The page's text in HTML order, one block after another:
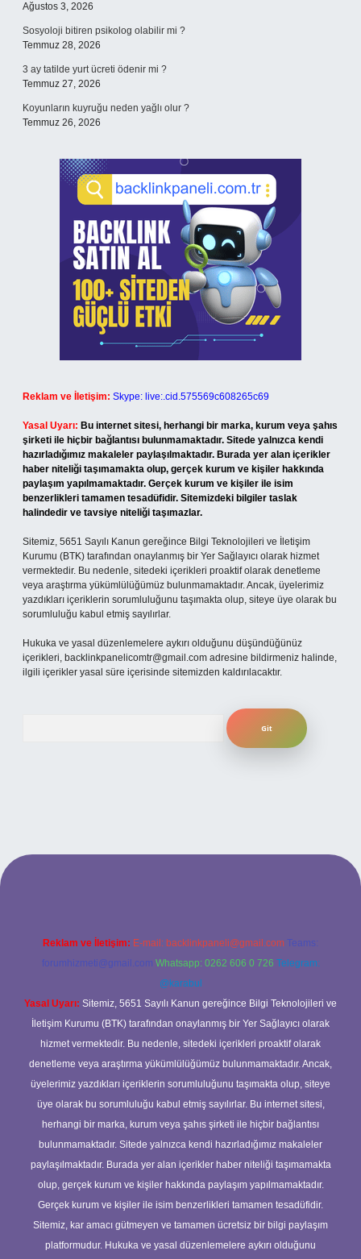
Ağustos 3, 2026
Sosyoloji bitiren psikolog olabilir mi ?
Temmuz 28, 2026
3 ay tatilde yurt ücreti ödenir mi ?
Temmuz 27, 2026
Koyunların kuyruğu neden yağlı olur ?
Temmuz 26, 2026
Reklam ve İletişim: Skype: live:.cid.575569c608265c69
Yasal Uyarı: Bu internet sitesi, herhangi bir marka, kurum veya şahıs
şirketi ile hiçbir bağlantısı bulunmamaktadır. Sitede yalnızca kendi
hazırladığımız makaleler paylaşılmaktadır. Burada yer alan içerikler
haber niteliği taşımamakta olup, gerçek kurum ve kişiler hakkında
paylaşım yapılmamaktadır. Gerçek kurum ve kişiler ile isim
benzerlikleri tamamen tesadüfidir. Sitemizdeki bilgiler taslak
halindedir ve tavsiye niteliği taşımazlar.
Sitemiz, 5651 Sayılı Kanun gereğince Bilgi Teknolojileri ve İletişim
Kurumu (BTK) tarafından onaylanmış bir Yer Sağlayıcı olarak hizmet
vermektedir. Bu nedenle, sitedeki içerikleri proaktif olarak denetleme
veya araştırma yükümlülüğümüz bulunmamaktadır. Ancak, üyelerimiz
yazdıkları içeriklerin sorumluluğunu taşımakta olup, siteye üye olarak bu
sorumluluğu kabul etmiş sayılırlar.
Hukuka ve yasal düzenlemelere aykırı olduğunu düşündüğünüz
içerikleri, backlinkpanelicomtr@gmail.com adresine bildirmeniz halinde,
ilgili içerikler yasal süre içerisinde sitemizden kaldırılacaktır.
giriş
Reklam ve İletişim: E-mail: backlinkpaneli@gmail.com Teams:
forumhizmeti@gmail.com Whatsapp: 0262 606 0 726 Telegram:
@karabul
Yasal Uyarı: Sitemiz, 5651 Sayılı Kanun gereğince Bilgi Teknolojileri ve
İletişim Kurumu (BTK) tarafından onaylanmış bir Yer Sağlayıcı olarak
hizmet vermektedir. Bu nedenle, sitedeki içerikleri proaktif olarak
denetleme veya araştırma yükümlülüğümüz bulunmamaktadır. Ancak,
üyelerimiz yazdıkları içeriklerin sorumluluğunu taşımakta olup, siteye
üye olarak bu sorumluluğu kabul etmiş sayılırlar. Bu internet sitesi,
herhangi bir marka, kurum veya şahıs şirketi ile hiçbir bağlantısı
bulunmamaktadır. Sitede yalnızca kendi hazırladığımız makaleler
paylaşılmaktadır. Burada yer alan içerikler haber niteliği taşımamakta
olup, gerçek kurum ve kişiler hakkında paylaşım yapılmamaktadır.
Gerçek kurum ve kişiler ile isim benzerlikleri tamamen tesadüfidir.
Sitemiz, kar amacı gütmeyen ve tamamen ücretsiz bir bilgi paylaşım
platformudur. Hukuka ve yasal düzenlemelere aykırı olduğunu